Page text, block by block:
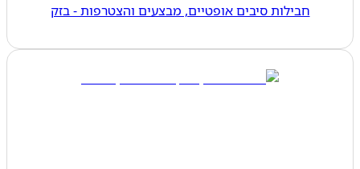
חבילות סיבים אופטיים, מבצעים והצטרפות - בזק